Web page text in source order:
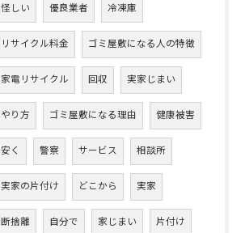
怪しい 優良業者 冷凍庫
リサイクル料金 ゴミ屋敷になる人の特徴
家電リサイクル 回収 実家じまい
やり方 ゴミ屋敷になる理由 健康被害
安く 警察 サービス 相談所
実家の片付け どこから 実家
断捨離 自分で 家じまい 片付け